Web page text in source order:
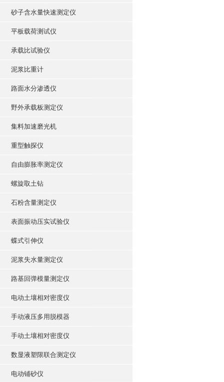
砂子含水量快速测定仪
平板载荷测试仪
承载比试验仪
泥浆比重计
路面水分渗透仪
野外承载板测定仪
集料加速磨光机
重型触探仪
自由膨胀率测定仪
螺旋取土钻
石粉含量测定仪
表面振动压实试验仪
蝶式引伸仪
泥浆失水量测定仪
路基回弹模量测定仪
电动土壤相对密度仪
手动液压多用脱模器
手动土壤相对密度仪
数显液塑限联合测定仪
电动铺砂仪